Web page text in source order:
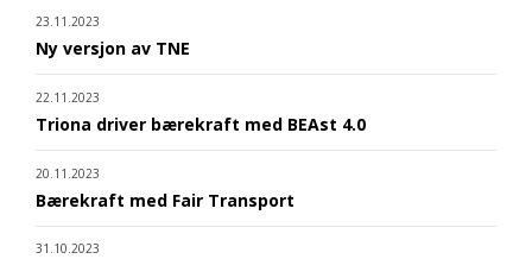
23.11.2023
Ny versjon av TNE
22.11.2023
Triona driver bærekraft med BEAst 4.0
20.11.2023
Bærekraft med Fair Transport
31.10.2023